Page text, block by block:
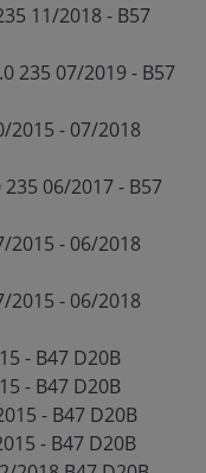
11/2018 - B57
235 07/2019 - B57
2015 - 07/2018
06/2017 - B57
2015 - 06/2018
2015 - 06/2018
- B47 D20B
- B47 D20B
- B47 D20B
- B47 D20B